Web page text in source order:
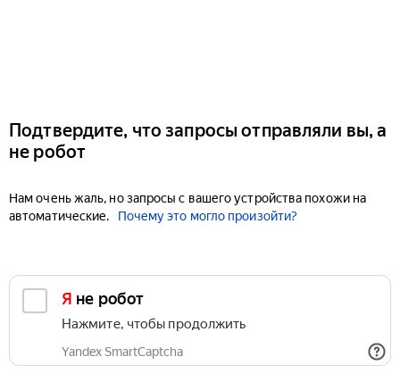
Подтвердите, что запросы отправляли вы, а
не робот
Нам очень жаль, но запросы с вашего устройства похожи на
автоматические.
Почему это могло произойти?
Я не робот
Нажмите, чтобы продолжить
Yandex SmartCaptcha